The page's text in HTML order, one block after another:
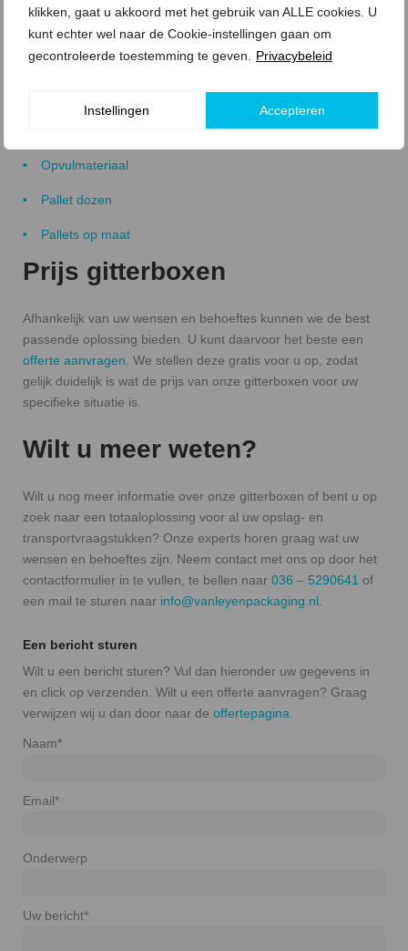
klikken, gaat u akkoord met het gebruik van ALLE cookies. U
kunt echter wel naar de Cookie-instellingen gaan om
gecontroleerde toestemming te geven.
Privacybeleid
Instellingen Accepteren
Beschermingsmaterialen
Kunststof pallets
Opvulmateriaal
Pallet dozen
Pallets op maat
Prijs gitterboxen
Afhankelijk van uw wensen en behoeftes kunnen we de best
passende oplossing bieden. U kunt daarvoor het beste een
offerte aanvragen . We stellen deze gratis voor u op, zodat
gelijk duidelijk is wat de prijs van onze gitterboxen voor uw
specifieke situatie is.
Wilt u meer weten?
Wilt u nog meer informatie over onze gitterboxen of bent u op
zoek naar een totaaloplossing voor al uw opslag- en
transportvraagstukken? Onze experts horen graag wat uw
wensen en behoeftes zijn. Neem contact met ons op door het
contactformulier in te vullen, te bellen naar 036 – 5290641 of
een mail te sturen naar info@vanleyenpackaging.nl
Een bericht sturen
Wilt u een bericht sturen? Vul dan hieronder uw gegevens in
en click op verzenden. Wilt u een offerte aanvragen? Graag
verwijzen wij u dan door naar de offertepagina.
Naam*
Email*
Onderwerp
Uw bericht*